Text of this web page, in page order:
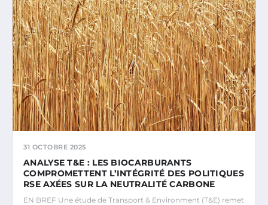
31 OCTOBRE 2025
ANALYSE T&E : LES BIOCARBURANTS
COMPROMETTENT L’INTÉGRITÉ DES POLITIQUES
RSE AXÉES SUR LA NEUTRALITÉ CARBONE
EN BREF Une étude de Transport & Environment (T&E) remet